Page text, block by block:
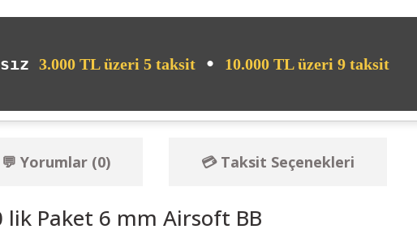
3.000 TL üzeri 5 taksit • 10.000 TL üzeri 9 taksit
💬 Yorumlar (0) 💳 Taksit Seçenekleri
lik Paket 6 mm Airsoft BB